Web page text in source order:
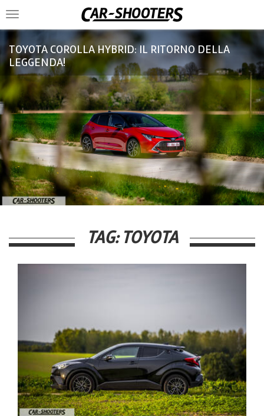
Toggle
navigation
TOYOTA COROLLA HYBRID: IL RITORNO DELLA
LEGGENDA!
TAG:TOYOTA